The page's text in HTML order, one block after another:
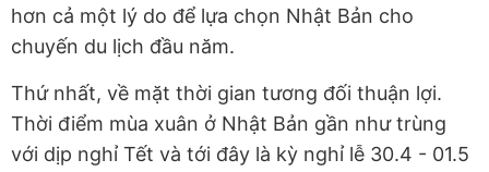
hơn cả một lý do để lựa chọn Nhật Bản cho
chuyến du lịch đầu năm.
Thứ nhất, về mặt thời gian tương đối thuận lợi.
Thời điểm mùa xuân ở Nhật Bản gần như trùng
với dịp nghỉ Tết và tới đây là kỳ nghỉ lễ 30.4 - 01.5